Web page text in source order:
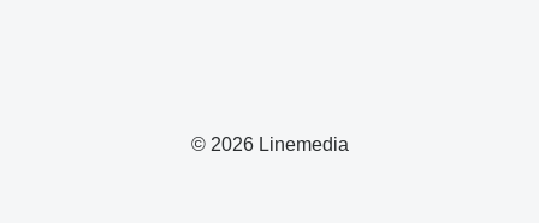
© 2026 Linemedia